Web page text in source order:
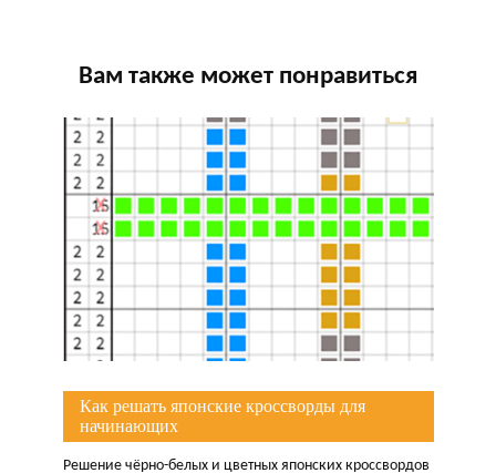
Вам также может понравиться
Как решать японские кроссворды для
начинающих
Решение чёрно-белых и цветных японских кроссвордов